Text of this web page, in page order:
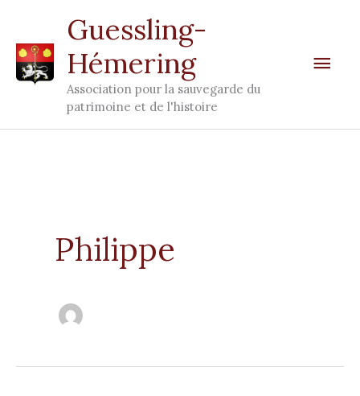
contenu
Guessling-
Hémering
Association pour la sauvegarde du
patrimoine et de l'histoire
Philippe